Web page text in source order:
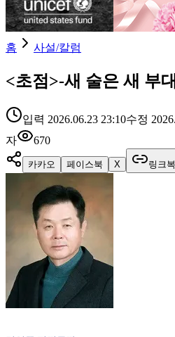
홈 사설/칼럼
<초점>-새 술은 새 부
입력 2026.06.23 23:10수정
자
670
카카오 페이스북 X 링크